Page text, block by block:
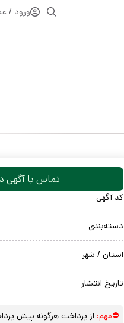
ورود /
تماس با آگهی
کد آگهی
دسته‌بندی
استان / شهر
تاریخ انتشار
⛔مهم: از پرداخت هرگونه پیش